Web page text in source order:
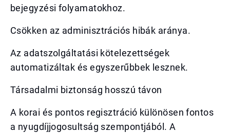
bejegyzési folyamatokhoz.
Csökken az adminisztrációs hibák aránya.
Az adatszolgáltatási kötelezettségek
automatizáltak és egyszerűbbek lesznek.
Társadalmi biztonság hosszú távon
A korai és pontos regisztráció különösen fontos
a nyugdíjjogosultság szempontjából. A